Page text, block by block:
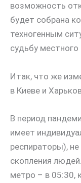
возможность
будет собрана
техногенным
судьбу
Итак, что же
в Киеве и
В период
имеет
респираторы),
скопления
метро – в 05:30,